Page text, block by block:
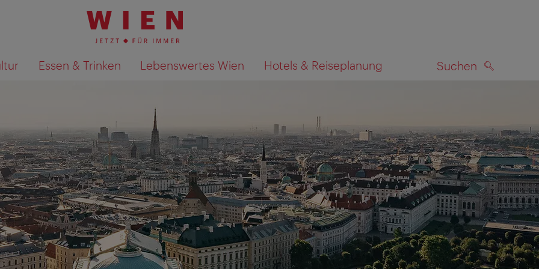
Essen & Trinken Lebenswertes Wien Hotels & Reiseplanung Suchen